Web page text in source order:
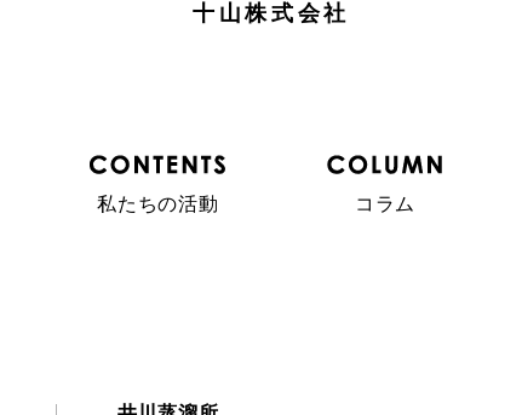
十山株式会社
私たちの活動 コラム